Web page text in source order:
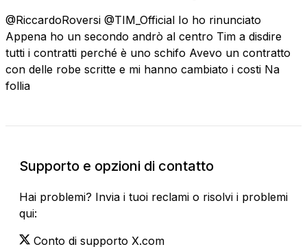
@RiccardoRoversi @TIM_Official Io ho rinunciato
Appena ho un secondo andrò al centro Tim a disdire
tutti i contratti perché è uno schifo Avevo un contratto
con delle robe scritte e mi hanno cambiato i costi Na
follia
Supporto e opzioni di contatto
Hai problemi? Invia i tuoi reclami o risolvi i problemi
qui:
Conto di supporto X.com